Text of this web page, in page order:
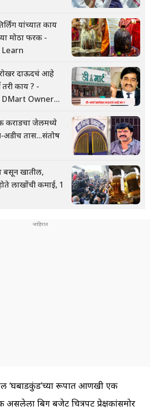
यांच्यात काय
मोठा फरक -
दाऊदचं आहे
तरी काय ? -
Owner
कराडचा जेलमध्ये
अडीच तास...संतोष
बसून खातील,
लाखोंची कमाई, 1
‘घबाडकुंड’च्या रूपात आणखी एक
बिग बजेट चित्रपट प्रेक्षकांसमोर